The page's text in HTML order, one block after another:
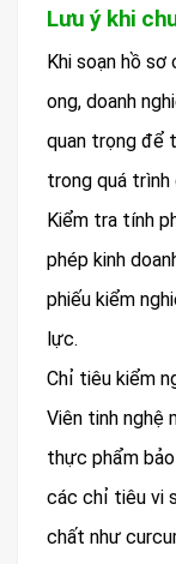
Lưu ý khi
Khi soạn hồ
ong, doanh
quan trọng để
trong quá trình
Kiểm tra tính
phép kinh
phiếu kiểm
lực.
Chỉ tiêu kiểm
Viên tinh nghệ
thực phẩm
các chỉ tiêu vi
chất như